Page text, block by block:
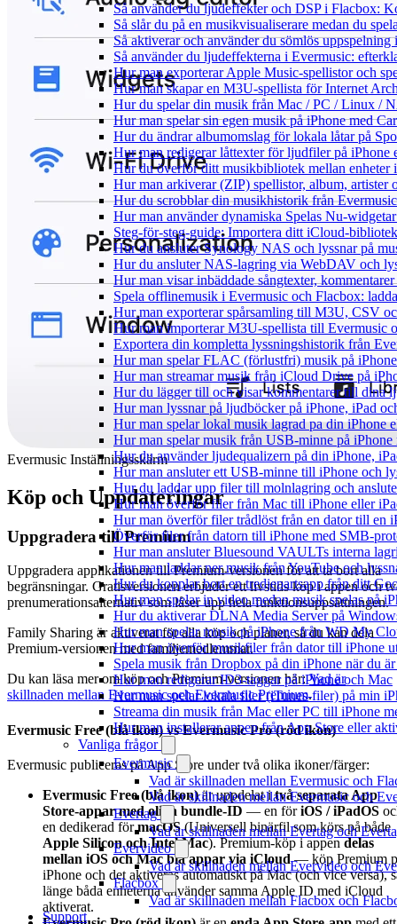
Så använder du ljudeffekter och DSP i Flacbox:
Så slår du på en musikvisualiserare medan du
Så aktiverar och använder du sömlös uppspelning
Så använder du ljudeffekterna i Evermusic:
Hur man exporterar Apple Music-spellistor och
Hur man skapar en M3U-spellista för Internet
Hur du spelar din musik från Mac / PC / Linux /
Hur man spelar sin egen musik på iPhone med
Hur du ändrar albumomslag för lokala låtar på
Hur man redigerar låttexter för ljudfiler på iPhone
Hur du överför ditt musikbibliotek mellan enheter
Hur man arkiverar (ZIP) spellistor, album, artister
Hur du scrobblar din musikhistorik från
Hur man använder dynamiska Spelas Nu-
Steg-för-steg-guide: Importera ditt iCloud-
Hur du ansluter Synology NAS och lyssnar på
Hur du ansluter NAS-lagring via WebDAV och
Hur man visar inbäddade sångtexter,
Spela offlinemusik i Evermusic och Flacbox:
Hur man exporterar spårsamling till M3U, CSV
Hur man importerar M3U-spellista till Evermusic
Exportera din kompletta lyssningshistorik från
Hur man spelar FLAC (förlustfri) musik på iPhone
Hur man streamar musik från iCloud Drive på
Hur du lägger till och visar kommentarer till dina
Hur man lyssnar på ljudböcker på iPhone, iPad
Hur man spelar lokal musik lagrad pa din iPhone
Hur man spelar musik från USB-minne på
Hur du använder ljudequalizern på din iPhone,
Hur man ansluter ett USB-minne till iPhone och
Hur du laddar upp filer till molnlagring och
Hur man överför filer från Mac till iPhone eller
Hur man överför filer trådlöst från en dator till en
Överför filer från datorn till iPhone med SMB-
Hur man ansluter Bluesound VAULTs interna
Hur man laddar ner musik från YouTube och
Hur du kopplar bort en tredjepartsapp från ditt
Hur man spelar in video medan musik spelas på
Hur du aktiverar DLNA Media Server på
Hur man spelar musik på iPhone från WD My
Hur man överför musikfiler från dator till iPhone
Spela musik från Dropbox på din iPhone när du
Hur man redigerar ID3-taggar på iPhone och Mac
Hur man spelar lokala filer (iTunes-filer) på min
Streama din musik från Mac eller PC till iPhone
Hur man installerar appen från App Store eller
Vanliga frågor
Evermusic
Vad är skillnaden mellan Evermusic och
Vad är skillnaden mellan Evermusic och
Evertag
Vad är skillnaden mellan Evertag och
Evervideo
Vad är skillnaden mellan Evervideo och
Flacbox
Vad är skillnaden mellan Flacbox och
Support
Evermusic Inställningsskärm
Köp och Uppdateringar
Uppgradera till Premium
Uppgradera applikationen till Premium-versionen för att ta bort alla
begränsningar. Gratisversionen erbjuder ett livstids köp i appen och
prenumerationsalternativ som låser upp hela funktionsuppsättningen.
Family Sharing är aktiverat för alla köp och planer, så du kan dela
Premium-versionen med familjemedlemmar.
Du kan läsa mer om köp och Premium-versionen här:Vad är
skillnaden mellan Evermusic och Evermusic Premium.
Evermusic Free (blå ikon) vs Evermusic Pro (röd ikon)
Evermusic publiceras på App Store under två olika ikoner/färger:
Evermusic Free (blå ikon)är uppdelat itvå separata App
Store-appar med olika bundle-ID — en föriOS / iPadOS
en dedikerad förmacOS(Universell binärfil som körs på både
Apple Silicon och Intel Mac). Premium-köp i appendelas
mellan iOS och Mac blå appar via iCloud— köp Premium
iPhone och det aktiveras automatiskt på Mac (och vice versa),
länge båda enheterna använder samma Apple ID med iCloud
aktiverat.